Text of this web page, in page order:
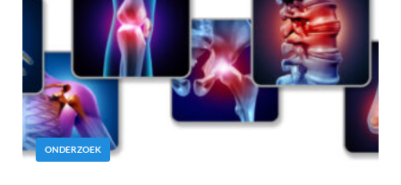
ONDERZOEK